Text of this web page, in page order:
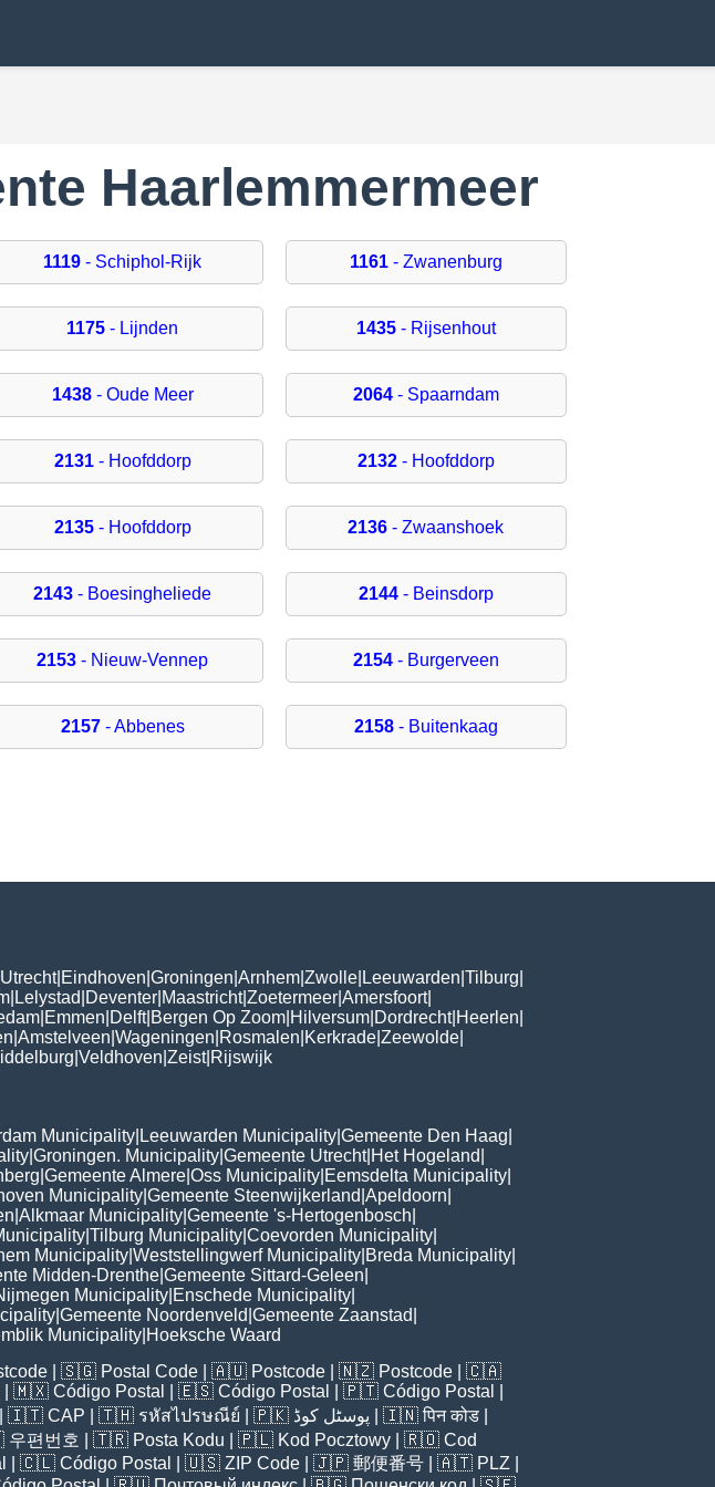
Haarlemmermeer
1119 - Schiphol-Rijk 1161- Zwanenburg
1175 - Lijnden 1435- Rijsenhout
1438- Oude Meer 2064- Spaarndam
2131- Hoofddorp 2132- Hoofddorp
2135- Hoofddorp 2136 - Zwaanshoek
2143 - Boesingheliede 2144- Beinsdorp
2153 - Nieuw-Vennep 2154- Burgerveen
2157- Abbenes 2158- Buitenkaag
Utrecht| Eindhoven Groningen Arnhem Zwolle Leeuwarden Tilburg
Lelystad Deventer Maastricht|Zoetermeer Amersfoort|
Emmen Delft| Bergen Op Zoom Hilversum Dordrecht| Heerlen
Amstelveen Wageningen Rosmalen Kerkrade Zeewolde
Veldhoven Zeist| Rijswijk
Municipality Leeuwarden Municipality Gemeente Den Haag
Groningen. Municipality Gemeente Utrecht| Het Hogeland
Gemeente Almere Oss Municipality Eemsdelta Municipality
Municipality Gemeente Steenwijkerland Apeldoorn
Alkmaar Municipality Gemeente 's-Hertogenbosch
Tilburg Municipality Coevorden Municipality
Municipality Weststellingwerf Municipality Breda Municipality
Midden-Drenthe Gemeente Sittard-Geleen
Municipality Enschede Municipality
Gemeente Noordenveld Gemeente Zaanstad
Municipality Hoeksche Waard
| 🇸🇬 Postal Code | 🇦🇺 Postcode | 🇳🇿 Postcode | 🇨🇦
| 🇲🇽 Código Postal | 🇪🇸 Código Postal | 🇵🇹 Código Postal
| 🇮🇹 CAP | 🇹🇭 รหัสไปรษณีย์ | 🇵🇰 پوسٹل کوڈ | 🇮🇳पिन कोड
우편번호 | 🇹🇷 Posta Kodu | 🇵🇱 Kod Pocztowy | 🇷🇴 Cod
| 🇨🇱 Código Postal | 🇺🇸 ZIP Code | 🇯🇵 郵便番号 | 🇦🇹 PLZ